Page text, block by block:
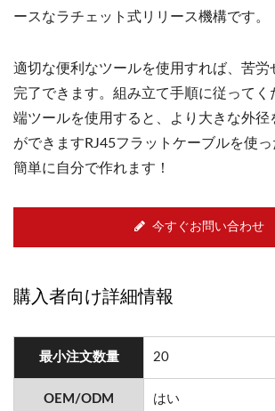
ースなラチェット式リリース機構です。
適切な便利なツールを使用すれば、苦労
完了できます。組み立て手順に従ってく
端ツールを使用すると、より大きな外径
ができますRJ45フラットケーブルを使っ
簡単に自分で作れます！
今すぐお問い合わせ
購入者向け詳細情報
最小注文数量 20
OEM/ODM はい